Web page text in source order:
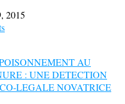
2015